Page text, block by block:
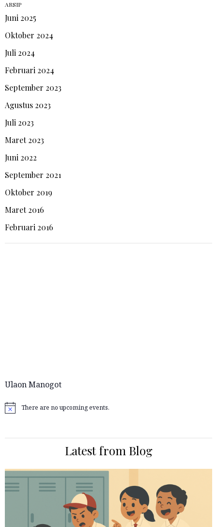
ARSIP
Juni 2025
Oktober 2024
Juli 2024
Februari 2024
September 2023
Agustus 2023
Juli 2023
Maret 2023
Juni 2022
September 2021
Oktober 2019
Maret 2016
Februari 2016
Ulaon Manogot
Notice There are no upcoming events.
Latest from Blog